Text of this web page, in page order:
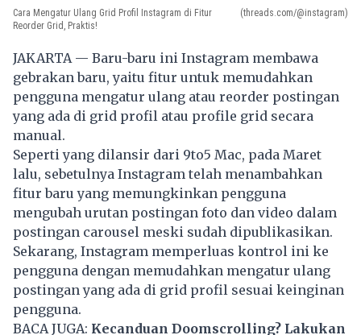
Cara Mengatur Ulang Grid Profil Instagram di Fitur
Reorder Grid, Praktis!
(threads.com/@instagram)
JAKARTA — Baru-baru ini Instagram membawa
gebrakan baru, yaitu fitur untuk memudahkan
pengguna mengatur ulang atau reorder postingan
yang ada di grid profil atau profile grid secara
manual.
Seperti yang dilansir dari 9to5 Mac, pada Maret
lalu, sebetulnya Instagram telah menambahkan
fitur baru yang memungkinkan pengguna
mengubah urutan postingan foto dan video dalam
postingan carousel meski sudah dipublikasikan.
Sekarang, Instagram memperluas kontrol ini ke
pengguna dengan memudahkan mengatur ulang
postingan yang ada di grid profil sesuai keinginan
pengguna.
BACA JUGA: Kecanduan Doomscrolling? Lakukan